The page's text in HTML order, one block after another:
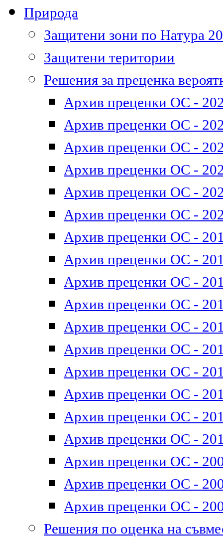
Природа
Защитени зони по Натура
Защитени територии
Решения за преценка
Архив преценки ОС -
Архив преценки ОС -
Архив преценки ОС -
Архив преценки ОС -
Архив преценки ОС -
Архив преценки ОС -
Архив преценки ОС -
Архив преценки ОС -
Архив преценки ОС -
Архив преценки ОС -
Архив преценки ОС -
Архив преценки ОС -
Архив преценки ОС -
Архив преценки ОС -
Архив преценки ОС -
Архив преценки ОС -
Архив преценки ОС -
Архив преценки ОС -
Архив преценки ОС -
Решения по оценка на